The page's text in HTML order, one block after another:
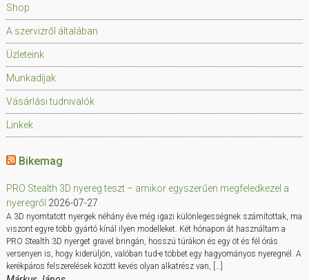
Shop
A szervizről általában
Üzleteink
Munkadíjak
Vásárlási tudnivalók
Linkek
Bikemag
PRO Stealth 3D nyereg teszt – amikor egyszerűen megfeledkezel a
nyeregről 2026-07-27
A 3D nyomtatott nyergek néhány éve még igazi különlegességnek számítottak, ma
viszont egyre több gyártó kínál ilyen modelleket. Két hónapon át használtam a
PRO Stealth 3D nyerget gravel bringán, hosszú túrákon és egy öt és fél órás
versenyen is, hogy kiderüljön, valóban tud-e többet egy hagyományos nyeregnél. A
kerékpáros felszerelések között kevés olyan alkatrész van, […]